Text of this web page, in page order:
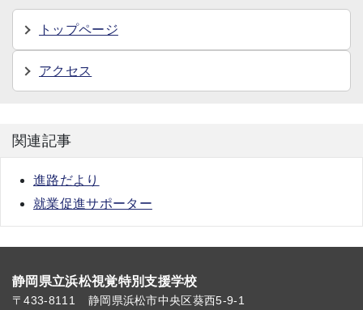
トップページ
アクセス
関連記事
進路だより
就業促進サポーター
静岡県立浜松視覚特別支援学校
〒433-8111 静岡県浜松市中央区葵西5-9-1